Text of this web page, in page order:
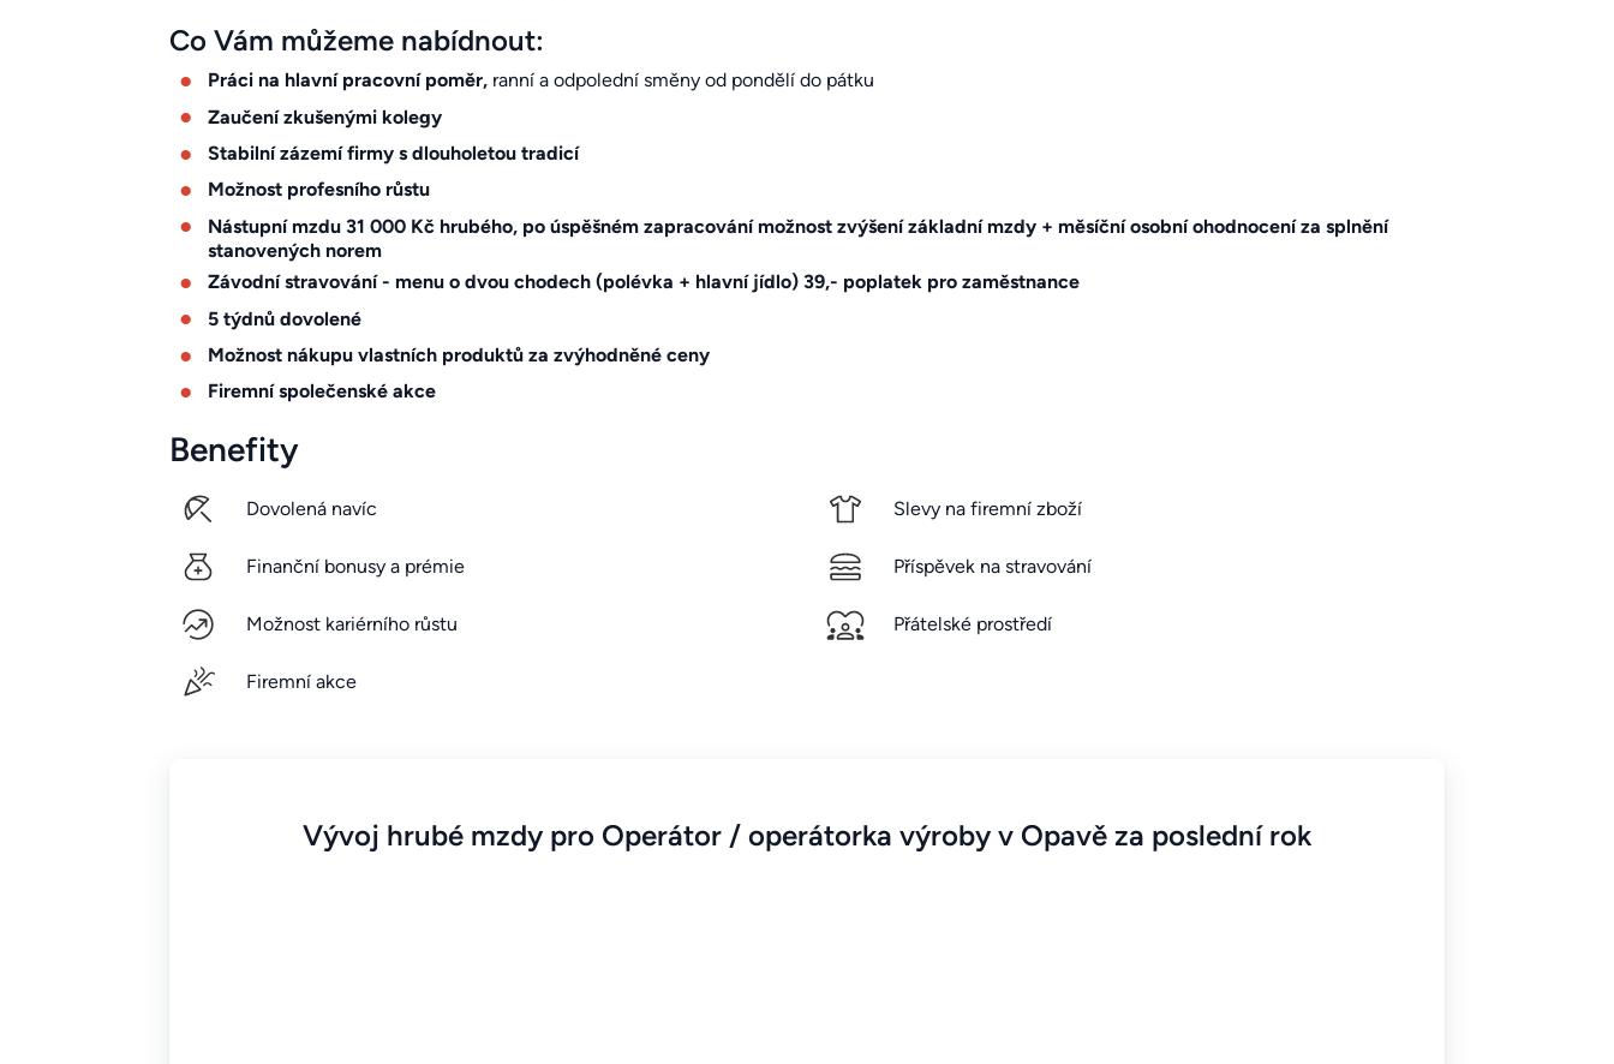
Co Vám můžeme nabídnout:
Práci na hlavní pracovní poměr, ranní a odpolední směny od pondělí do pátku
Zaučení zkušenými kolegy
Stabilní zázemí firmy s dlouholetou tradicí
Možnost profesního růstu
Nástupní mzdu 31 000 Kč hrubého, po úspěšném zapracování možnost zvýšení základní mzdy + měsíční osobní ohodnocení za splnění
stanovených norem
Závodní stravování - menu o dvou chodech (polévka + hlavní jídlo) 39,- poplatek pro zaměstnance
5 týdnů dovolené
Možnost nákupu vlastních produktů za zvýhodněné ceny
Firemní společenské akce
Benefity
Dovolená navíc
Finanční bonusy a prémie
Možnost kariérního růstu
Firemní akce
Slevy na firemní zboží
Příspěvek na stravování
Přátelské prostředí
Vývoj hrubé mzdy pro Operátor / operátorka výroby v Opavě za poslední rok